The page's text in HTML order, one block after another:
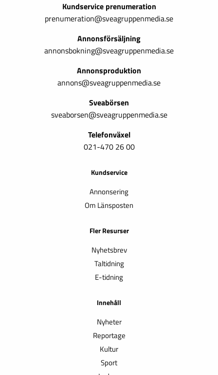
Kundservice prenumeration
prenumeration@sveagruppenmedia.se
Annonsförsäljning
annonsbokning@sveagruppenmedia.se
Annonsproduktion
annons@sveagruppenmedia.se
Sveabörsen
sveaborsen@sveagruppenmedia.se
Telefonväxel
021-470 26 00
Kundservice
Annonsering
Om Länsposten
Fler Resurser
Nyhetsbrev
Taltidning
E-tidning
Innehåll
Nyheter
Reportage
Kultur
Sport